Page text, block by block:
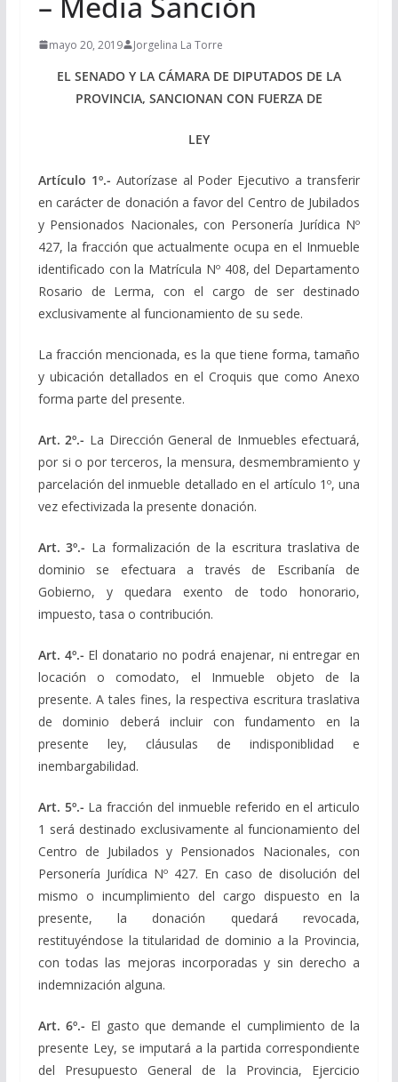
mayo 20, 2019 Jorgelina La Torre
EL SENADO Y LA CÁMARA DE DIPUTADOS DE LA
PROVINCIA, SANCIONAN CON FUERZA DE
LEY
Artículo 1º.- Autorízase al Poder Ejecutivo a transferir
en carácter de donación a favor del Centro de Jubilados
y Pensionados Nacionales, con Personería Jurídica Nº
427, la fracción que actualmente ocupa en el Inmueble
identificado con la Matrícula Nº 408, del Departamento
Rosario de Lerma, con el cargo de ser destinado
exclusivamente al funcionamiento de su sede.
La fracción mencionada, es la que tiene forma, tamaño
y ubicación detallados en el Croquis que como Anexo
forma parte del presente.
Art. 2º.- La Dirección General de Inmuebles efectuará,
por si o por terceros, la mensura, desmembramiento y
parcelación del inmueble detallado en el artículo 1º, una
vez efectivizada la presente donación.
Art. 3º.- La formalización de la escritura traslativa de
dominio se efectuara a través de Escribanía de
Gobierno, y quedara exento de todo honorario,
impuesto, tasa o contribución.
Art. 4º.- El donatario no podrá enajenar, ni entregar en
locación o comodato, el Inmueble objeto de la
presente. A tales fines, la respectiva escritura traslativa
de dominio deberá incluir con fundamento en la
presente ley, cláusulas de indisponiblidad e
inembargabilidad.
Art. 5º.- La fracción del inmueble referido en el articulo
1 será destinado exclusivamente al funcionamiento del
Centro de Jubilados y Pensionados Nacionales, con
Personería Jurídica Nº 427. En caso de disolución del
mismo o incumplimiento del cargo dispuesto en la
presente, la donación quedará revocada,
restituyéndose la titularidad de dominio a la Provincia,
con todas las mejoras incorporadas y sin derecho a
indemnización alguna.
Art. 6º.- El gasto que demande el cumplimiento de la
presente Ley, se imputará a la partida correspondiente
del Presupuesto General de la Provincia, Ejercicio